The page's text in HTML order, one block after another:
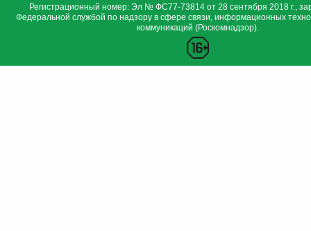
Регистрационный номер: Эл № ФС77-73814 от 28 сентября 2018 г.,
Федеральной службой по надзору в сфере связи, информационных
коммуникаций (Роскомнадзор).